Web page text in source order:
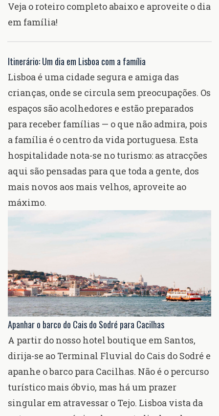
Veja o roteiro completo abaixo e aproveite o dia
em família!
Itinerário: Um dia em Lisboa com a família
Lisboa é uma cidade segura e amiga das
crianças, onde se circula sem preocupações. Os
espaços são acolhedores e estão preparados
para receber famílias — o que não admira, pois
a família é o centro da vida portuguesa. Esta
hospitalidade nota-se no turismo: as atracções
aqui são pensadas para que toda a gente, dos
mais novos aos mais velhos, aproveite ao
máximo.
Apanhar o barco do Cais do Sodré para Cacilhas
A partir do nosso hotel boutique em Santos,
dirija-se ao Terminal Fluvial do Cais do Sodré e
apanhe o barco para Cacilhas. Não é o percurso
turístico mais óbvio, mas há um prazer
singular em atravessar o Tejo. Lisboa vista da